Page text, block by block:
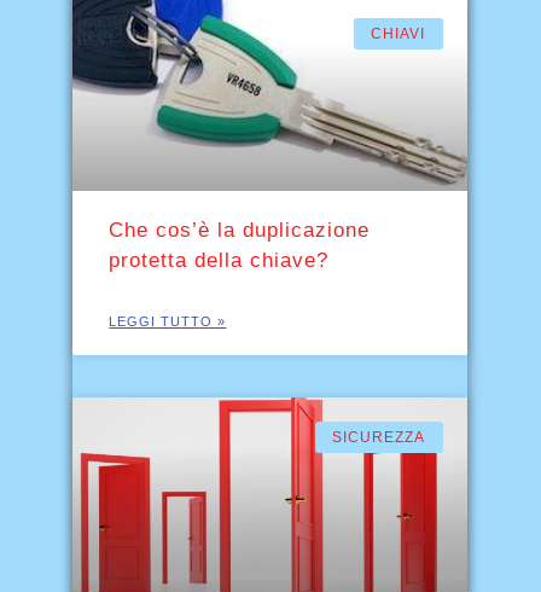
CHIAVI
Che cos’è la duplicazione
protetta della chiave?
LEGGI TUTTO »
SICUREZZA